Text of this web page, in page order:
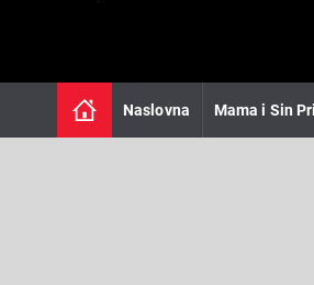
Naslovna Mama i Sin